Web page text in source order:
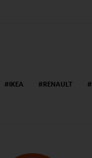
IKEA RENAULT